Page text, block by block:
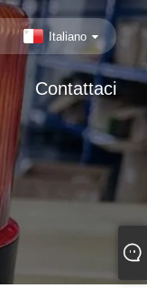
Italiano
Contattaci